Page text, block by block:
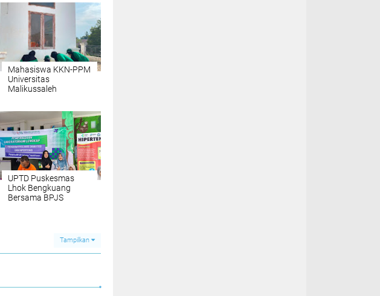
Mahasiswa KKN-PPM
Universitas
Malikussaleh
Royong di Halaman
Kantor Geuchik
Gampong Seuneubok
Drien
UPTD Puskesmas
Lhok Bengkuang
Bersama BPJS
Kesehatan PROLANIS
Diabetes Melitus dan
Hipertensi
Tampilkan